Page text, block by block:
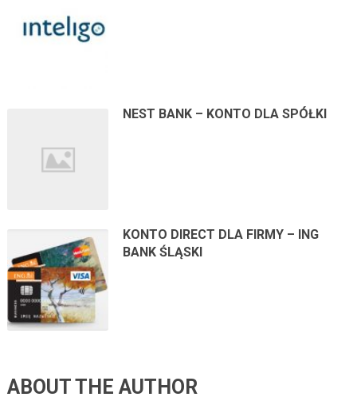
NEST BANK – KONTO DLA SPÓŁKI
KONTO DIRECT DLA FIRMY – ING
BANK ŚLĄSKI
ABOUT THE AUTHOR